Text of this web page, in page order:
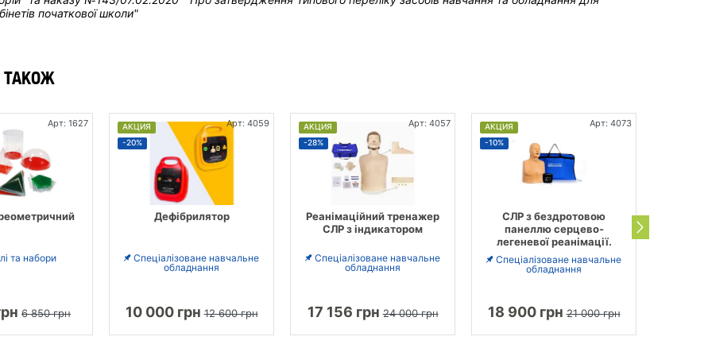
початкової школи"
ТАКОЖ
Арт: 1627
та набори
6 850 грн
АКЦИЯ
-20%
Арт: 4059
Дефібрилятор
Спеціалізоване навчальне
обладнання
10 000 грн12 600 грн
АКЦИЯ
-28%
Арт: 4057
Реанімаційний тренажер
СЛР з індикатором
Спеціалізоване навчальне
обладнання
17 156 грн24 000 грн
АКЦИЯ
-10%
Арт: 4073
СЛР з бездротовою
панеллю серцево-
легеневої реанімації.
Спеціалізоване навчальне
обладнання
18 900 грн21 000 грн